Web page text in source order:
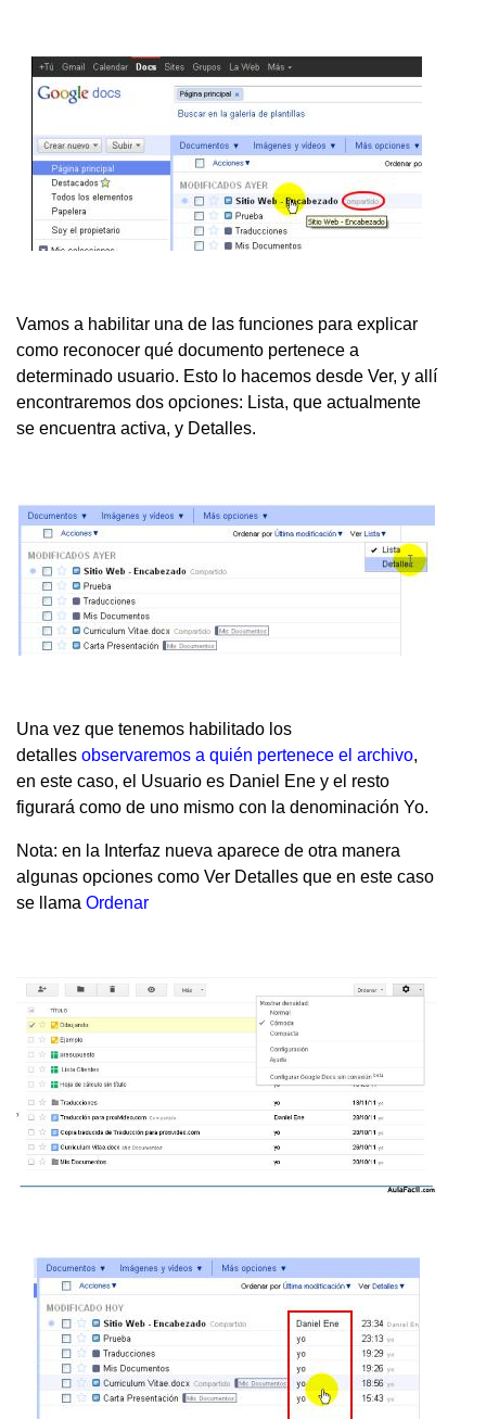
Vamos a habilitar una de las funciones para explicar
como reconocer qué documento pertenece a
determinado usuario. Esto lo hacemos desde Ver, y allí
encontraremos dos opciones: Lista, que actualmente
se encuentra activa, y Detalles.
Una vez que tenemos habilitado los
detalles observaremos a quién pertenece el archivo,
en este caso, el Usuario es Daniel Ene y el resto
figurará como de uno mismo con la denominación Yo.
Nota: en la Interfaz nueva aparece de otra manera
algunas opciones como Ver Detalles que en este caso
se llama Ordenar